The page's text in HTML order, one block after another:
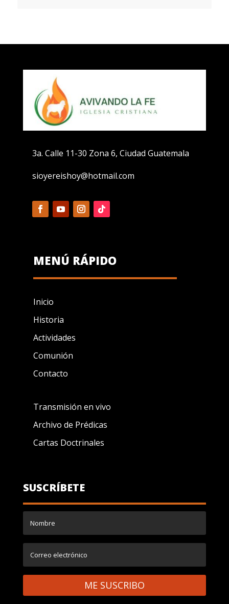
3a. Calle 11-30 Zona 6, Ciudad Guatemala
sioyereishoy@hotmail.com
MENÚ RÁPIDO
Inicio
Historia
Actividades
Comunión
Contacto
Transmisión en vivo
Archivo de Prédicas
Cartas Doctrinales
SUSCRÍBETE
ME SUSCRIBO